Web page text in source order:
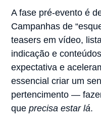
A fase pré-evento é
Campanhas de
teasers em vídeo,
indicação e
expectativa e
essencial criar um
pertencimento —
queprecisa estar lá.